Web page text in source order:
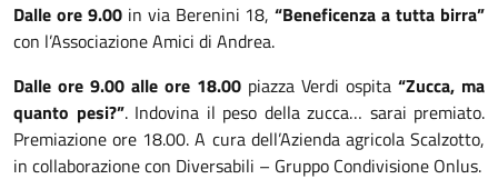
Dalle ore 9.00in via Berenini 18,“Beneficenza a tutta birra”
con l’Associazione Amici di Andrea.
Dalle ore 9.00 alle ore 18.00 piazza Verdi ospita “Zucca, ma
quanto pesi?”. Indovina il peso della zucca… sarai premiato.
Premiazione ore 18.00. A cura dell’Azienda agricola Scalzotto,
in collaborazione con Diversabili – Gruppo Condivisione Onlus.